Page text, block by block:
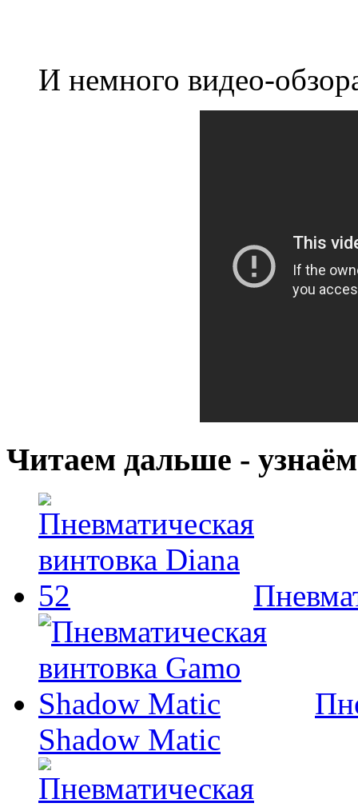
И немного видео-
Читаем дальше -
Shadow Matic